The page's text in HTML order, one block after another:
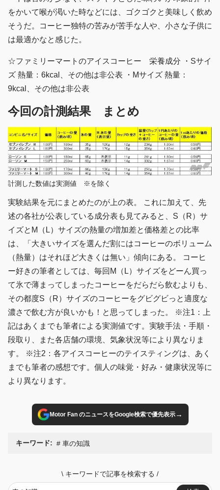
をかいて喉が渇いた時などには、ゴクゴクと美味しく飲め
そうだ。コーヒー独特の苦みが苦手な人や、小さな子供に
は最適かなと感じた。
☆ファミリーマートのアイスコーヒー 栄養成分 ・Sサイ
ズ 熱量：6kcal、その他は非公表 ・Mサイズ 熱量：
9kcal、その他は非公表
今回の計測結果 まとめ
計測した数値は実測値 ※を除く
実験結果を元にまとめたのが上の表。 これに加えて、先
述の各社が公表している成分表も見てみると、S（R）サ
イズとM（L）サイズの熱量の増加差と価格差との比率
は、「大きいサイズを選んだ割にはコーヒーのボリューム
（熱量）はそれほど大きくは無い」傾向にある。 コーヒ
ー好きの筆者としては、毎回M（L）サイズをどーん買っ
て氷で薄まってしまったコーヒーをだらだら飲むよりも、
その都度S（R）サイズのコーヒーをグビグビっと適度な
濃さで飲む方が良いかも！と思ってしまった。 ※注1：上
記はあくまでも筆者による実測値です。実験手法・手順・
段取り、また各店舗の環境、気象状況等により異なりま
す。 ※注2：各アイスコーヒーのテイスティングは、あく
までも筆者の感想です。個人の味覚・好み・健康状況等に
より異なります。
Motor Fan のニュースをGoogle検索で優先表示→
キーワード: 車の知識
\ キーワードで記事を検索する /